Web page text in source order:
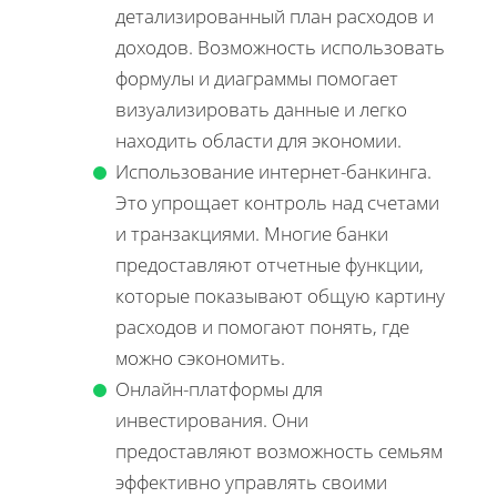
детализированный план расходов и
доходов. Возможность использовать
формулы и диаграммы помогает
визуализировать данные и легко
находить области для экономии.
Использование интернет-банкинга.
Это упрощает контроль над счетами
и транзакциями. Многие банки
предоставляют отчетные функции,
которые показывают общую картину
расходов и помогают понять, где
можно сэкономить.
Онлайн-платформы для
инвестирования. Они
предоставляют возможность семьям
эффективно управлять своими